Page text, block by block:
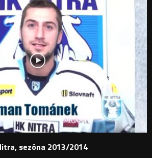
sezóna 2013/2014